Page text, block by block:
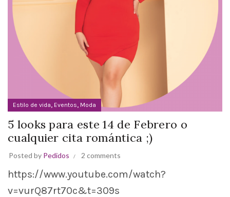
Estilo de vida, Eventos, Moda
5 looks para este 14 de Febrero o
cualquier cita romántica ;)
Posted by Pedidos 2 comments
https://www.youtube.com/watch?
v=vurQ87rt70c&t=309s